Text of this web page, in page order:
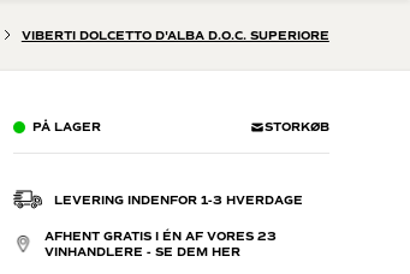
Champagne
Crémant
Prosecco
Søde mousserende
VIBERTI DOLCETTO D'ALBA D.O.C. SUPERIORE
PÅ LAGER STORKØB
LEVERING INDENFOR 1-3 HVERDAGE
AFHENT GRATIS I ÉN AF VORES 23
VINHANDLERE - SE DEM HER